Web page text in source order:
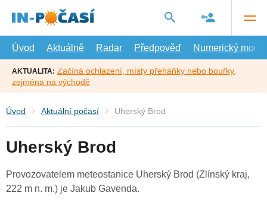
hlavní
Úvod
Aktuálně Radar Předpověď Numerický model
AKTUALITA: Začíná ochlazení, místy přeháňky nebo bouřky,
zejména na východě
Úvod Aktuální počasí Uherský Brod
Uherský Brod
Provozovatelem meteostanice Uherský Brod (Zlínský kraj,
222 m n. m.) je Jakub Gavenda.